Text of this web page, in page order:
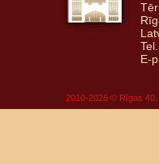
E-
2010-2026 © Rīgas